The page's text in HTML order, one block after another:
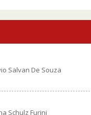
Salvan De Souza
Schulz Furini